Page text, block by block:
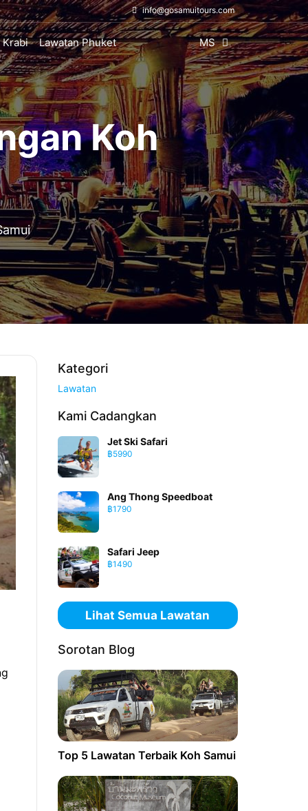
info@gosamuitours.com
Krabi Lawatan Phuket MS
Koh
Kategori
Lawatan
Kami Cadangkan
Jet Ski Safari
฿5990
Ang Thong Speedboat
฿1790
Safari Jeep
฿1490
Lihat Semua Lawatan
Sorotan Blog
Top 5 Lawatan Terbaik Koh Samui